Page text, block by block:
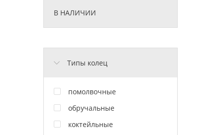
В НАЛИЧИИ
Типы колец
помолвочные
обручальные
коктейльные